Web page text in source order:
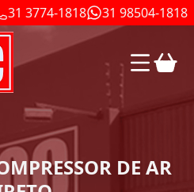
31 3774-1818 31 98504-1818
DE AR